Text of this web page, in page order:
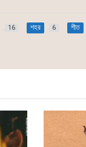
16 শহর 6 শীত